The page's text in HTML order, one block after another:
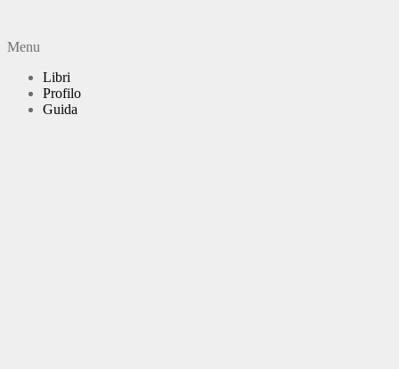
Menu
Libri
Profilo
Guida